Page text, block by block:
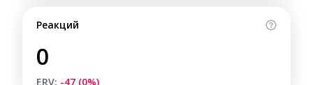
Реакций
0
ERV: -47 (0%)